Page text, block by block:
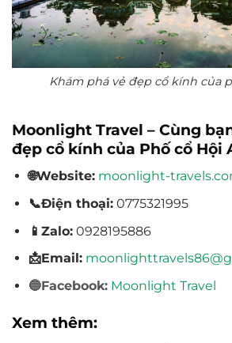
Khám phá vẻ đẹp cổ kính của
Moonlight Travel – Cùng
đẹp cổ kính của Phố cổ Hội
🌐Website: moonlight-
📞Điện thoại:0775321995
📱Zalo:0928195886
📩Email:
🔵Facebook: Moonlight Travel
Xem thêm: